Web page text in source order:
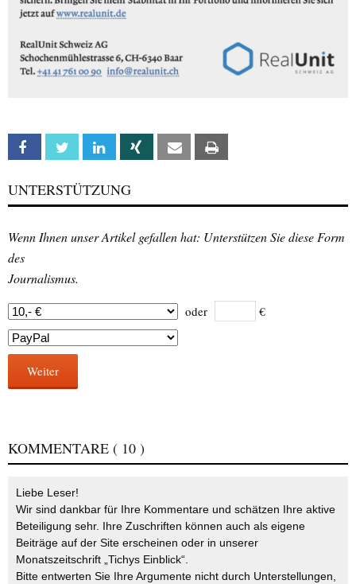
Facebook Twitter Linkedin Xing Email
UNTERSTÜTZUNG
Wenn Ihnen unser Artikel gefallen hat: Unterstützen Sie diese Form
des
Journalismus.
oder €
Weiter
KOMMENTARE ( 10 )
Liebe Leser!
Wir sind dankbar für Ihre Kommentare und schätzen Ihre aktive
Beteiligung sehr. Ihre Zuschriften können auch als eigene
Beiträge auf der Site erscheinen oder in unserer
Monatszeitschrift „Tichys Einblick“.
Bitte entwerten Sie Ihre Argumente nicht durch Unterstellungen,